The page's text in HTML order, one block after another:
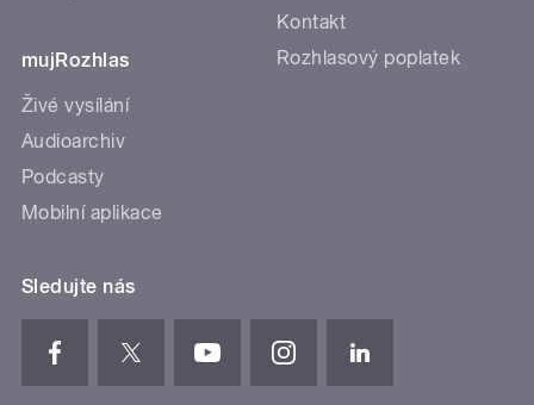
mujRozhlas
Živé vysílání
Audioarchiv
Podcasty
Mobilní aplikace
Kontakt
Rozhlasový poplatek
Sledujte nás